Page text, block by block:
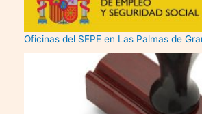
Oficinas del SEPE en Las Palmas de